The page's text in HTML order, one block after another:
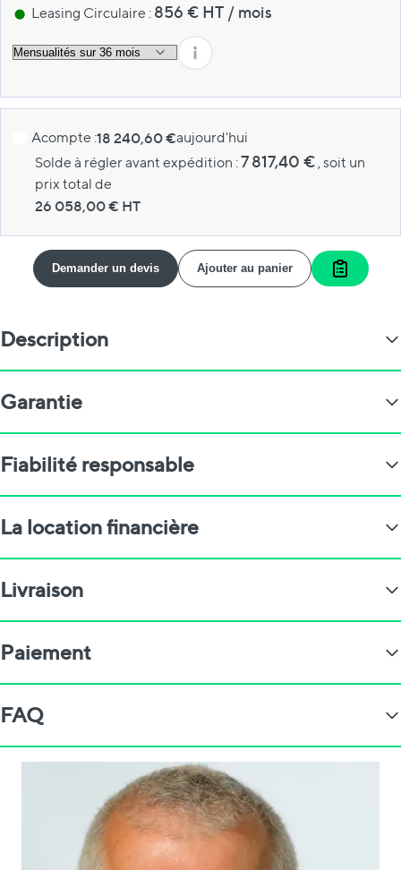
Leasing Circulaire : 856 € HT / mois
Acompte :18 240,60 €aujourd'hui
Solde à régler avant expédition :7 817,40 € , soit un
prix total de
26 058,00€ HT
Demander un devis Ajouter au panier
Ajouter
Description
Garantie
Fiabilité responsable
La location financière
Livraison
Paiement
FAQ